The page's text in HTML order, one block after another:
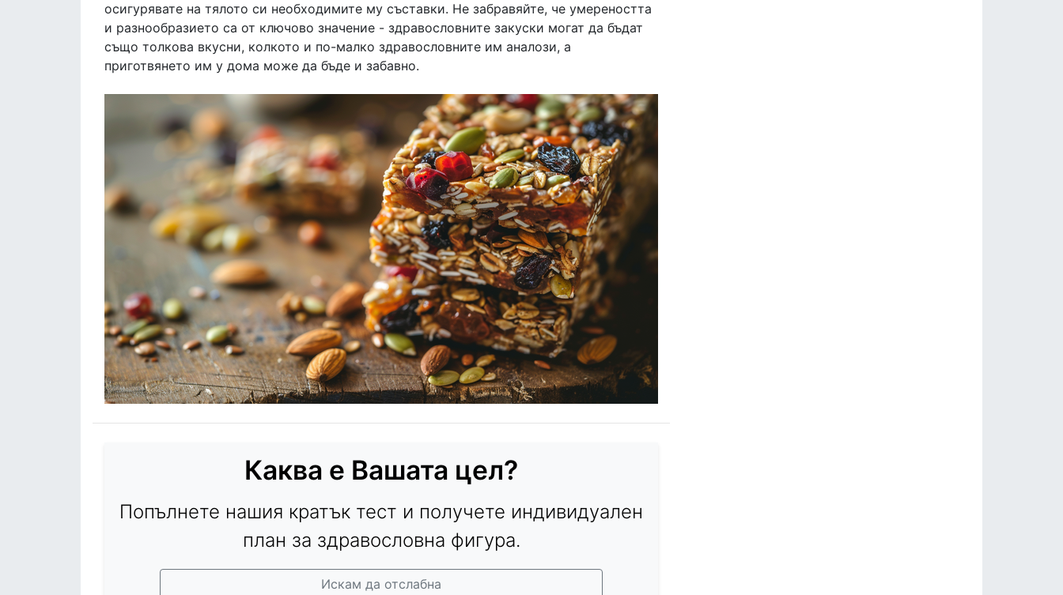
осигурявате на тялото си необходимите му съставки. Не забравяйте, че умереността
и разнообразието са от ключово значение - здравословните закуски могат да бъдат
също толкова вкусни, колкото и по-малко здравословните им аналози, а
приготвянето им у дома може да бъде и забавно.
Каква е Вашата цел?
Попълнете нашия кратък тест и получете индивидуален
план за здравословна фигура.
Искам да отслабна